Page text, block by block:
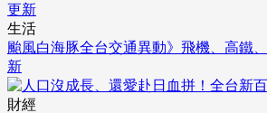
生活
颱風白海豚全台交通異動》飛機、高鐵
新
財經